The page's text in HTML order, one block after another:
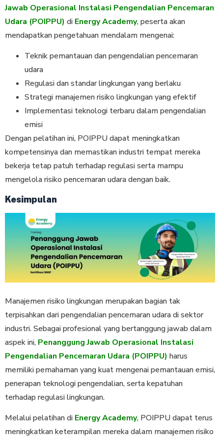
Jawab Operasional Instalasi Pengendalian Pencemaran
Udara (POIPPU) di Energy Academy, peserta akan
mendapatkan pengetahuan mendalam mengenai:
Teknik pemantauan dan pengendalian pencemaran
udara
Regulasi dan standar lingkungan yang berlaku
Strategi manajemen risiko lingkungan yang efektif
Implementasi teknologi terbaru dalam pengendalian
emisi
Dengan pelatihan ini, POIPPU dapat meningkatkan
kompetensinya dan memastikan industri tempat mereka
bekerja tetap patuh terhadap regulasi serta mampu
mengelola risiko pencemaran udara dengan baik.
Kesimpulan
Manajemen risiko lingkungan merupakan bagian tak
terpisahkan dari pengendalian pencemaran udara di sektor
industri. Sebagai profesional yang bertanggung jawab dalam
aspek ini, Penanggung Jawab Operasional Instalasi
Pengendalian Pencemaran Udara (POIPPU) harus
memiliki pemahaman yang kuat mengenai pemantauan emisi,
penerapan teknologi pengendalian, serta kepatuhan
terhadap regulasi lingkungan.
Melalui pelatihan di Energy Academy, POIPPU dapat terus
meningkatkan keterampilan mereka dalam manajemen risiko